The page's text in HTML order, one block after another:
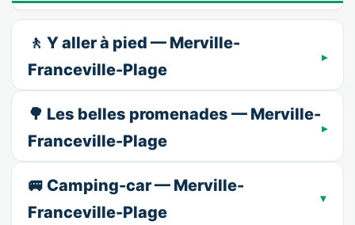
🚶 Y aller à pied — Merville-
Franceville-Plage
🌳 Les belles promenades — Merville-
Franceville-Plage
🚐 Camping-car — Merville-
Franceville-Plage